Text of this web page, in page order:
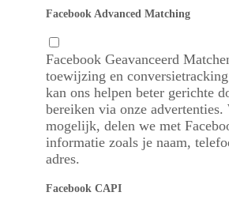
Facebook Advanced Matching
Facebook Geavanceerd
toewijzing en
kan ons helpen beter gerichte
bereiken via onze advertenties.
mogelijk, delen we met
informatie zoals je naam,
adres.
Facebook CAPI